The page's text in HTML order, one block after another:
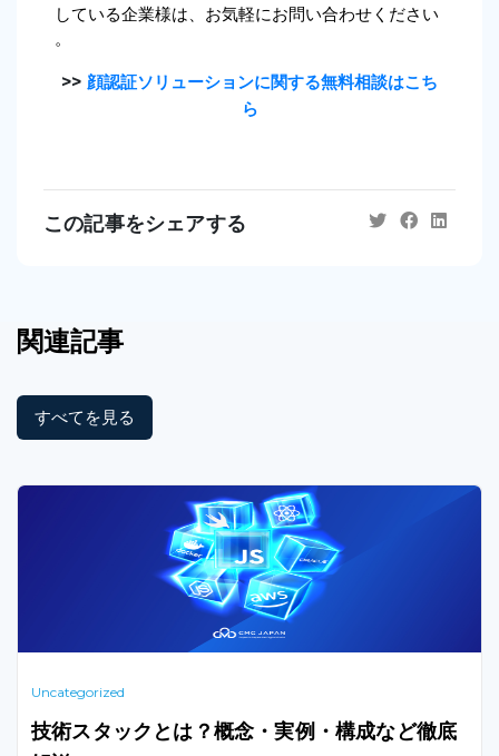
している企業様は、お気軽にお問い合わせください
。
>> 顔認証ソリューションに関する無料相談はこち
ら
この記事をシェアする
関連記事
すべてを見る
Uncategorized
技術スタックとは？概念・実例・構成など徹底